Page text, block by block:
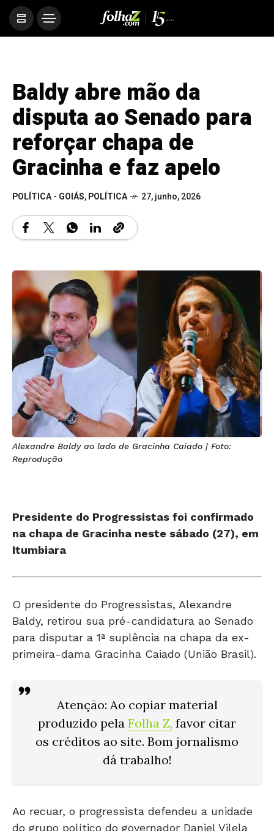
Baldy abre mão da
disputa ao Senado para
reforçar chapa de
Gracinha e faz apelo
POLÍTICA - GOIÁS,POLÍTICA 27, junho, 2026
Alexandre Baldy ao lado de Gracinha Caiado | Foto:
Reprodução
Presidente do Progressistas foi confirmado
na chapa de Gracinha neste sábado (27), em
Itumbiara
O presidente do Progressistas, Alexandre
Baldy, retirou sua pré-candidatura ao Senado
para disputar a 1ª suplência na chapa da ex-
primeira-dama Gracinha Caiado (União Brasil).
Atenção: Ao copiar material
produzido pela Folha Z, favor citar
os créditos ao site. Bom jornalismo
dá trabalho!
Ao recuar, o progressista defendeu a unidade
do grupo político do governador Daniel Vilela